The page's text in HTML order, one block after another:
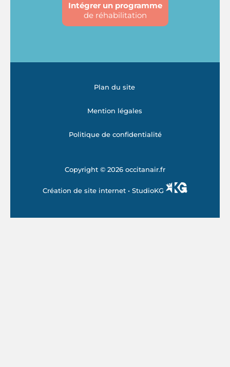
Intégrer un programme
de réhabilitation
Plan du site
Mention légales
Politique de confidentialité
Copyright © 2026 occitanair.fr
Création de site internet • StudioKG